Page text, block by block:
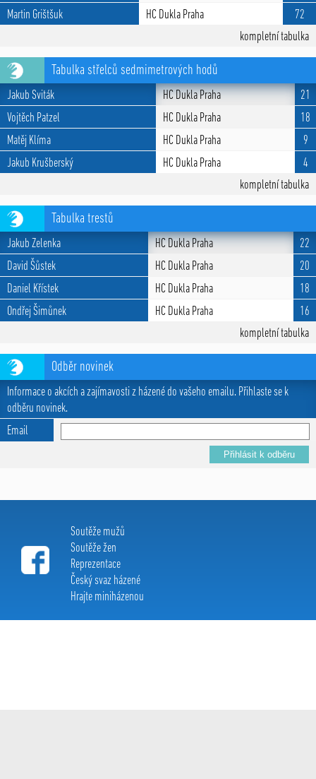
Martin Grištšuk
HC Dukla Praha
72
kompletní tabulka
Tabulka střelců sedmimetrových hodů
Jakub Sviták HC Dukla Praha
21
Vojtěch Patzel
HC Dukla Praha
18
Matěj Klíma
HC Dukla Praha
9
Jakub Krušberský
HC Dukla Praha
4
kompletní tabulka
Tabulka trestů
Jakub Zelenka HC Dukla Praha
22
David Šůstek
HC Dukla Praha
20
Daniel Křístek
HC Dukla Praha
18
Ondřej Šimůnek
HC Dukla Praha
16
kompletní tabulka
Odběr novinek
Informace o akcích a zajímavosti z házené do vašeho emailu. Přihlaste se k
odběru novinek.
Email
Soutěže mužů
Soutěže žen
Reprezentace
Český svaz házené
Hrajte miniházenou